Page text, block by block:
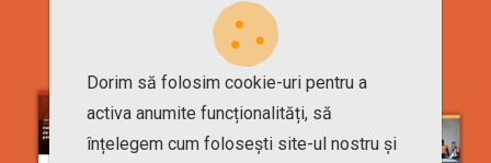
Vezi toate ghidurile
Dorim să folosim cookie-uri pentru a
activa anumite funcționalități, să
înțelegem cum folosești site-ul nostru și